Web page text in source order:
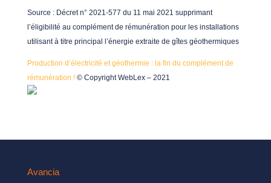
Source : Décret n° 2021-577 du 11 mai 2021 supprimant
l’éligibilité au complément de rémunération pour les installations
utilisant à titre principal l’énergie extraite de gîtes géothermiques
Production d’électricité et géothermie : la fin du complément de
rémunération !© Copyright WebLex – 2021
Avancia